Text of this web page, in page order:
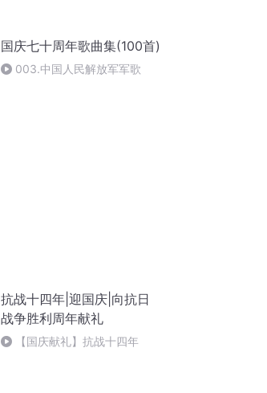
国庆七十周年歌曲集(100首)
003.中国人民解放军军歌
抗战十四年|迎国庆|向抗日
战争胜利周年献礼
【国庆献礼】抗战十四年